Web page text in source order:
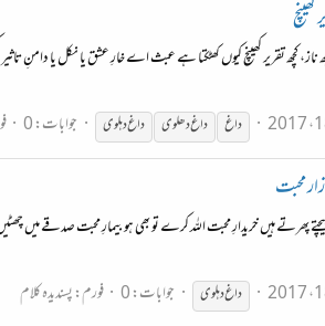
کچھ ناز، کچھ تقریر کھینچ کیوں کھٹکتا ہے عبث اے خارِ عشق یا نکل یا
داغ داغدھلوی داغدہلوی جوابات: 0
محبت
پھرتے ہیں خریدارِ محبت اللہ کرے تو بھی ہو بیمارِ محبت صدقے میں
داغدہلوی جوابات: 0 فورم:پسندیدہ کلام